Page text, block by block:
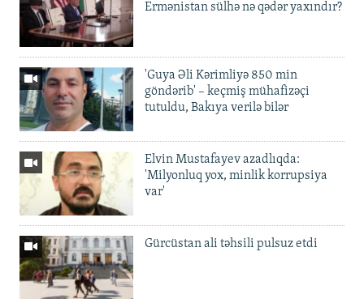
Ermənistan sülhə nə qədər yaxındır?
'Guya Əli Kərimliyə 850 min
göndərib' – keçmiş mühafizəçi
tutuldu, Bakıya verilə bilər
Elvin Mustafayev azadlıqda:
'Milyonluq yox, minlik korrupsiya
var'
Gürcüstan ali təhsili pulsuz etdi